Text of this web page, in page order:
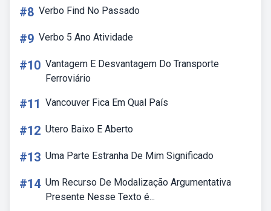
#8 Verbo Find No Passado
#9 Verbo 5 Ano Atividade
#10 Vantagem E Desvantagem Do Transporte
Ferroviário
#11 Vancouver Fica Em Qual País
#12 Utero Baixo E Aberto
#13 Uma Parte Estranha De Mim Significado
#14 Um Recurso De Modalização Argumentativa
Presente Nesse Texto é...